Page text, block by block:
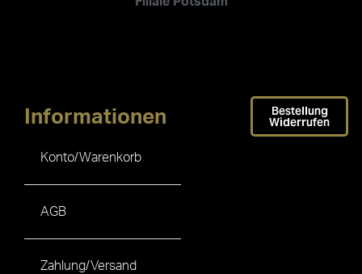
Informationen
Konto/Warenkorb
AGB
Zahlung/Versand
Bestellung
Widerrufen